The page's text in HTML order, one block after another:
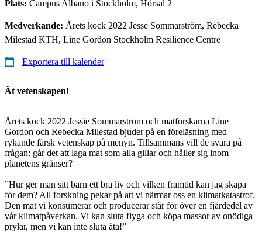
Plats: Campus Albano i Stockholm, Hörsal 2
Medverkande: Årets kock 2022 Jesse Sommarström, Rebecka
Milestad KTH, Line Gordon Stockholm Resilience Centre
Exportera till kalender
Ät vetenskapen!
Årets kock 2022 Jessie Sommarström och matforskarna Line
Gordon och Rebecka Milestad bjuder på en föreläsning med
rykande färsk vetenskap på menyn. Tillsammans vill de svara på
frågan: går det att laga mat som alla gillar och håller sig inom
planetens gränser?
”Hur ger man sitt barn ett bra liv och vilken framtid kan jag skapa
för dem? All forskning pekar på att vi närmar oss en klimatkatastrof.
Den mat vi konsumerar och producerar står för över en fjärdedel av
vår klimatpåverkan. Vi kan sluta flyga och köpa massor av onödiga
prylar, men vi kan inte sluta äta!”